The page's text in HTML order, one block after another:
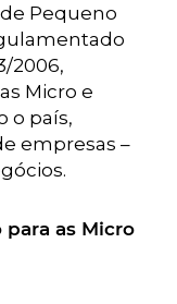
Pequeno
2006,
Micro e
o país,
empresas –
para as Micro